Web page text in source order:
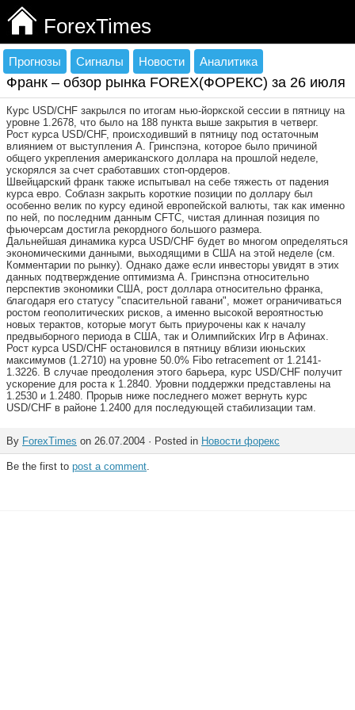
ForexTimes
Прогнозы Сигналы Новости Аналитика
Франк – обзор рынка FOREX(ФОРЕКС) за 26 июля
Курс USD/CHF закрылся по итогам нью-йоркской сессии в пятницу на
уровне 1.2678, что было на 188 пункта выше закрытия в четверг.
Рост курса USD/CHF, происходивший в пятницу под остаточным
влиянием от выступления А. Гринспэна, которое было причиной
общего укрепления американского доллара на прошлой неделе,
ускорялся за счет сработавших стоп-ордеров.
Швейцарский франк также испытывал на себе тяжесть от падения
курса евро. Соблазн закрыть короткие позиции по доллару был
особенно велик по курсу единой европейской валюты, так как именно
по ней, по последним данным CFTC, чистая длинная позиция по
фьючерсам достигла рекордного большого размера.
Дальнейшая динамика курса USD/CHF будет во многом определяться
экономическими данными, выходящими в США на этой неделе (см.
Комментарии по рынку). Однако даже если инвесторы увидят в этих
данных подтверждение оптимизма А. Гринспэна относительно
перспектив экономики США, рост доллара относительно франка,
благодаря его статусу "спасительной гавани", может ограничиваться
ростом геополитических рисков, а именно высокой вероятностью
новых терактов, которые могут быть приурочены как к началу
предвыборного периода в США, так и Олимпийских Игр в Афинах.
Рост курса USD/CHF остановился в пятницу вблизи июньских
максимумов (1.2710) на уровне 50.0% Fibo retracement от 1.2141-
1.3226. В случае преодоления этого барьера, курс USD/CHF получит
ускорение для роста к 1.2840. Уровни поддержки представлены на
1.2530 и 1.2480. Прорыв ниже последнего может вернуть курс
USD/CHF в районе 1.2400 для последующей стабилизации там.
By ForexTimes on 26.07.2004 · Posted in Новости форекс
Be the first to post a comment.